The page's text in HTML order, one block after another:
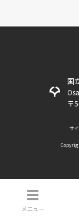
メニュー
国
〒
サ